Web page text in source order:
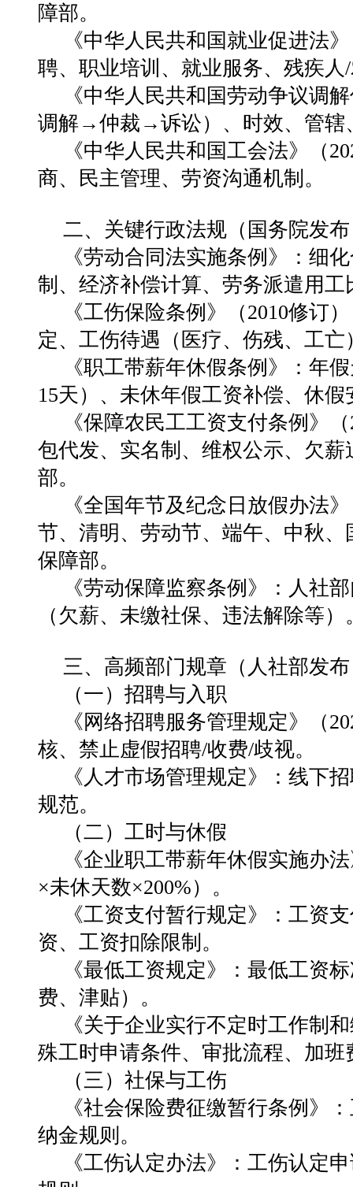
障部。
《中华人民共和国就业促进法
聘、职业培训、就业服务、残疾
《中华人民共和国劳动争议调
调解→仲裁→诉讼）、时效、管辖
《中华人民共和国工会法》（
商、民主管理、劳资沟通机制。
二、关键行政法规（国务院发
《劳动合同法实施条例》：细
制、经济补偿计算、劳务派遣用工
《工伤保险条例》（2010修订
定、工伤待遇（医疗、伤残、工亡
《职工带薪年休假条例》：年
15天）、未休年假工资补偿、休假
《保障农民工工资支付条例》
包代发、实名制、维权公示、欠
部。
《全国年节及纪念日放假办法
节、清明、劳动节、端午、中秋
保障部。
《劳动保障监察条例》：人社
（欠薪、未缴社保、违法解除等）
三、高频部门规章（人社部发
（一）招聘与入职
《网络招聘服务管理规定》（
核、禁止虚假招聘/收费/歧视。
《人才市场管理规定》：线下
规范。
（二）工时与休假
《企业职工带薪年休假实施办
×未休天数×200%）。
《工资支付暂行规定》：工资
资、工资扣除限制。
《最低工资规定》：最低工资
费、津贴）。
《关于企业实行不定时工作制
殊工时申请条件、审批流程、加班
（三）社保与工伤
《社会保险费征缴暂行条例》
纳金规则。
《工伤认定办法》：工伤认定